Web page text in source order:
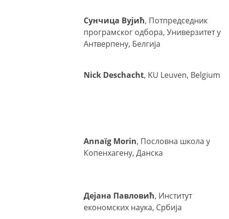
Сунчица Вујић, Потпредседник
програмског одбора, Универзитет у
Антверпену, Белгија
Nick Deschacht, KU Leuven, Belgium
Annaïg Morin, Пословна школа у
Копенхагену, Данска
Дејана Павловић, Институт
економских наука, Србија